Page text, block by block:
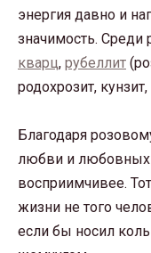
энергия давно и
значимость.
кварц, рубеллит
родохрозит,
Благодаря
любви и любовных
восприимчивее.
жизни не того
если бы носил